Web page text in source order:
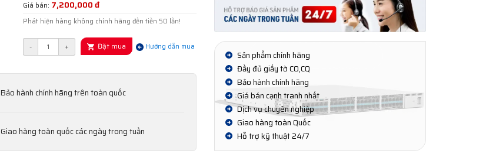
Giá bán: 7,200,000 đ
Phát hiện hàng không chính hãng đền tiền 50 lần!
- + Đặt mua Hướng dẫn mua
Bảo hành chính hãng trên toàn quốc
Giao hàng toàn quốc các ngày trong tuần
Sản phẩm chính hãng
Đầy đủ giấy tờ CO,CQ
Bảo hành chính hãng
Giá bán cạnh tranh nhất
Dịch vụ chuyên nghiệp
Giao hàng toàn Quốc
Hỗ trợ kỹ thuật 24/7